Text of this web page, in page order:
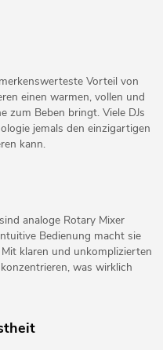
Vorteil von
einen warmen, vollen und
zum Beben bringt. Viele DJs
jemals den einzigartigen
kann.
analoge Rotary Mixer
Bedienung macht sie
klaren und unkomplizierten
was wirklich